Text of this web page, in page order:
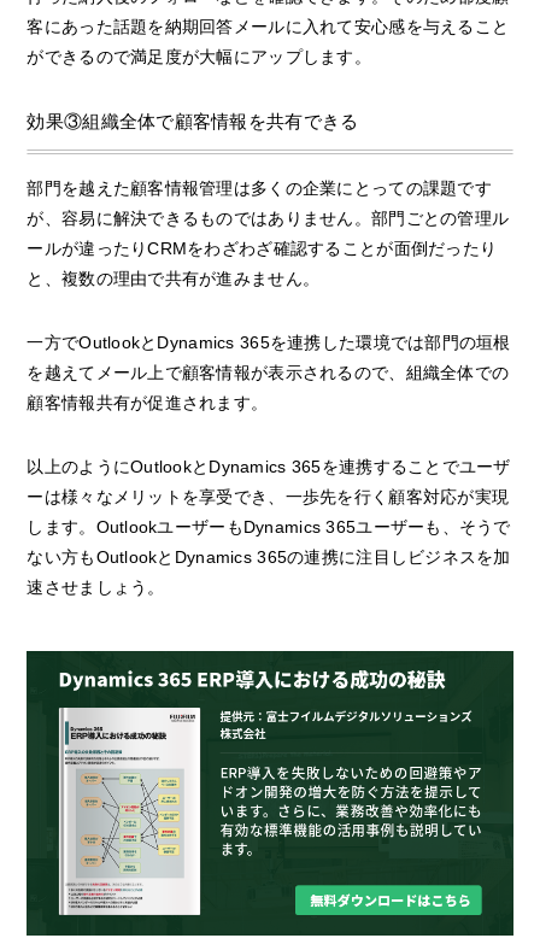
客にあった話題を納期回答メールに入れて安心感を与えること
ができるので満足度が大幅にアップします。
効果③組織全体で顧客情報を共有できる
部門を越えた顧客情報管理は多くの企業にとっての課題です
が、容易に解決できるものではありません。部門ごとの管理ル
ールが違ったりCRMをわざわざ確認することが面倒だったり
と、複数の理由で共有が進みません。
一方でOutlookとDynamics 365を連携した環境では部門の垣根
を越えてメール上で顧客情報が表示されるので、組織全体での
顧客情報共有が促進されます。
以上のようにOutlookとDynamics 365を連携することでユーザ
ーは様々なメリットを享受でき、一歩先を行く顧客対応が実現
します。OutlookユーザーもDynamics 365ユーザーも、そうで
ない方もOutlookとDynamics 365の連携に注目しビジネスを加
速させましょう。